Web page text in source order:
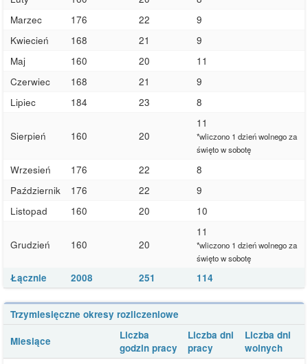
Marzec
176 22
9
Kwiecień
168 21
9
Maj
160 20
11
Czerwiec
168 21
9
Lipiec
184 23 8
Sierpień 160 20
11
*wliczono 1 dzień wolnego za
święto w sobotę
Wrzesień 176 22
8
Październik
176 22
9
Listopad
160 20 10
Grudzień 160 20
11
*wliczono 1 dzień wolnego za
święto w sobotę
Łącznie 2008 251 114
Trzymiesięczne okresy rozliczeniowe
Miesiące
Liczba
godzin pracy
Liczba dni
pracy
Liczba dni
wolnych